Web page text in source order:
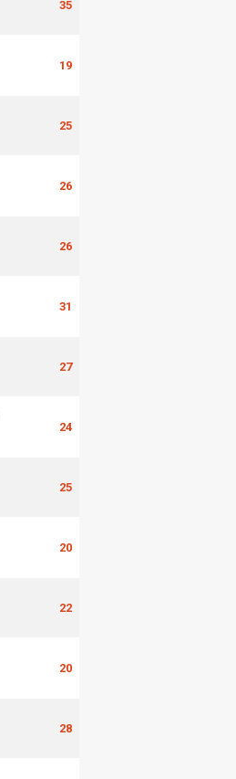
35
19
25
26
26
31
27
24
25
20
22
20
28